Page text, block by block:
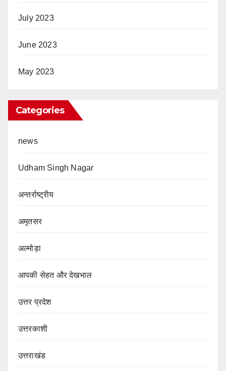
July 2023
June 2023
May 2023
Categories
news
Udham Singh Nagar
अन्तर्राष्ट्रीय
अमृतसर
अल्मोड़ा
आपकी सेहत और देखभाल
उत्तर प्रदेश
उत्तरकाशी
उत्तराखंड